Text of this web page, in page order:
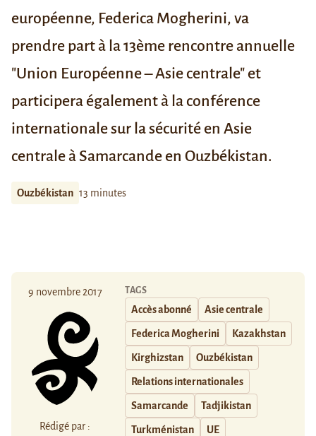
européenne, Federica Mogherini, va
prendre part à la 13ème rencontre annuelle
"Union Européenne – Asie centrale" et
participera également à la conférence
internationale sur la sécurité en Asie
centrale à Samarcande en Ouzbékistan.
Ouzbékistan 13 minutes
9 novembre 2017
Rédigé par :
TAGS
Accès abonné Asie centrale
Federica Mogherini Kazakhstan
Kirghizstan Ouzbékistan
Relations internationales
Samarcande Tadjikistan
Turkménistan UE